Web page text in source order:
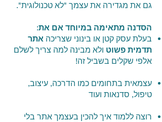
גם את מגדירה את עצמך "לא טכנולוגית".
הסדנה מתאימה במיוחד אם את:
בעלת עסק קטן או בינוני שצריכה אתר
תדמית פשוט ולא מבינה למה צריך לשלם
אלפי שקלים בשביל זה!
עצמאית בתחומים כמו הדרכה, עיצוב,
טיפול, סדנאות ועוד
רוצה ללמוד איך להכין בעצמך אתר בלי